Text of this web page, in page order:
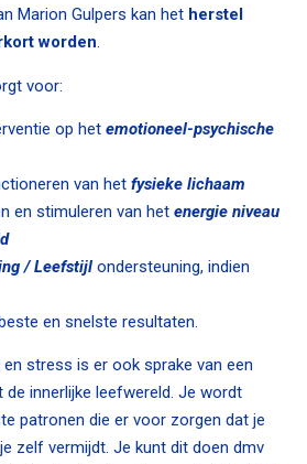
Marion Gulpers kan het herstel
worden.
voor:
op het emotioneel-psychische
van het fysieke lichaam
en stimuleren van het energie niveau
/ Leefstijl ondersteuning, indien
en snelste resultaten.
stress is er ook sprake van een
innerlijke leefwereld. Je wordt
patronen die er voor zorgen dat je
zelf vermijdt. Je kunt dit doen dmv